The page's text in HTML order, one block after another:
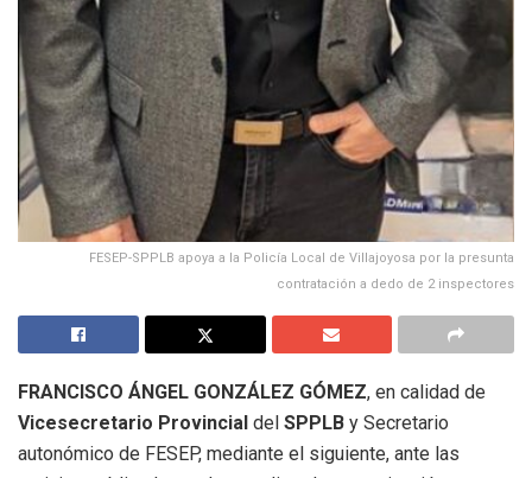
FESEP-SPPLB apoya a la Policía Local de Villajoyosa por la presunta
contratación a dedo de 2 inspectores
FRANCISCO ÁNGEL GONZÁLEZ GÓMEZ, en calidad de
Vicesecretario Provincial del SPPLB y Secretario
autonómico de FESEP, mediante el siguiente, ante las